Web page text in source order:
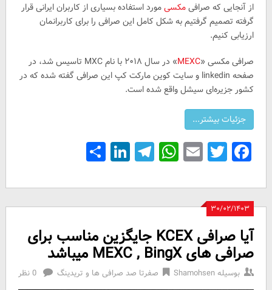
از آنجایی که صرافیمکسیمورد استفاده بسیاری از کاربران ایرانی قرار
گرفته تصمیم گرفتیم به شکل کامل این صرافی را برای کاربرانمان
ارزیابی کنیم.
صرافی مکسی «MEXC
» در سال ۲۰۱۸ با نام MXC تاسیس شد، در
صفحه linkedin و سایت کوین مارکت کپ این صرافی گفته شده که در
کشور جزیره‌ای سیشل واقع شده است.
Facebook
Twitter
Email
WhatsApp
Telegram
LinkedIn
Share
۳۰/۰۲/۱۴۰۳
آیا صرافی KCEX جایگزین مناسب برای
صرافی های MEXC , BingX میباشد
بوسیلهShamohsen صفرتا صد صرافی ها و تریدینگ 0 نظر